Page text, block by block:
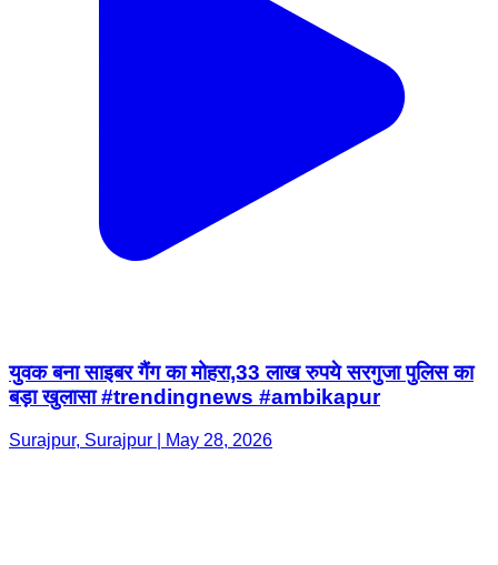
युवक बना साइबर गैंग का मोहरा,33 लाख रुपये सरगुजा पुलिस का
बड़ा खुलासा #trendingnews #ambikapur